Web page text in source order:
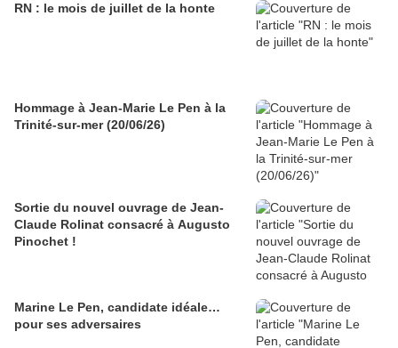
RN : le mois de juillet de la honte
Hommage à Jean-Marie Le Pen à la
Trinité-sur-mer (20/06/26)
Sortie du nouvel ouvrage de Jean-
Claude Rolinat consacré à Augusto
Pinochet !
Marine Le Pen, candidate idéale…
pour ses adversaires